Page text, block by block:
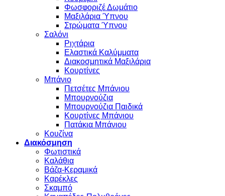
Φωσφοριζέ Δωμάτιο
Μαξιλάρια Ύπνου
Στρώματα Ύπνου
Σαλόνι
Ριχτάρια
Ελαστικά Καλύμματα
Διακοσμητικά Μαξιλάρια
Κουρτίνες
Μπάνιο
Πετσέτες Μπάνιου
Μπουρνούζια
Μπουρνούζια Παιδικά
Κουρτίνες Μπάνιου
Πατάκια Μπάνιου
Κουζίνα
Διακόσμηση
Φωτιστικά
Καλάθια
Βάζα-Κεραμικά
Καρέκλες
Σκαμπό